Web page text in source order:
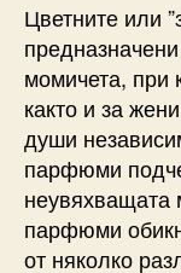
Цветните или
момичета, при
както и за
души
парфюми
неувяхващата
парфюми
от няколко